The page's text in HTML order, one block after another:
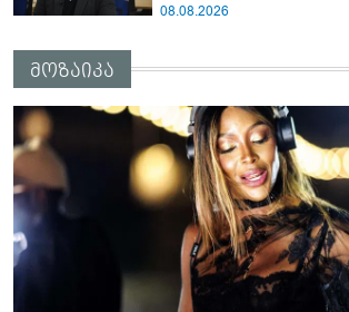
08.08.2026
მოზაიკა